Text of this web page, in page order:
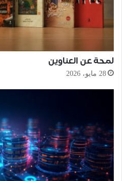
لمحة عن العناوين
28 مايو، 2026